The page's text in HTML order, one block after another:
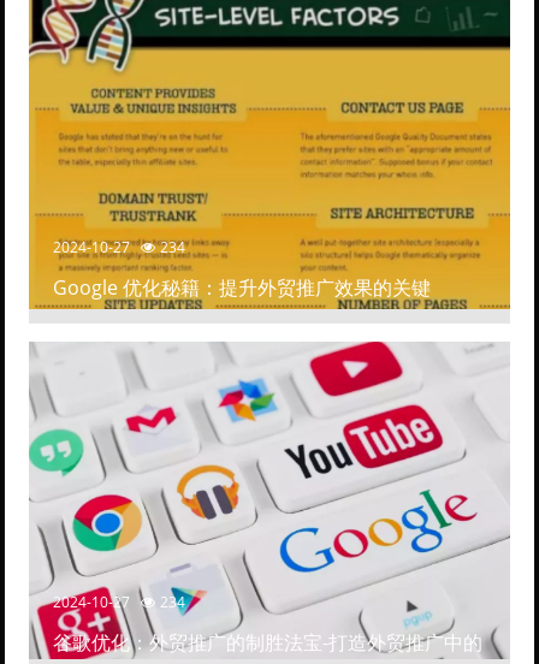
2024-10-27 234
Google 优化秘籍：提升外贸推广效果的关键
2024-10-27 234
谷歌优化：外贸推广的制胜法宝-打造外贸推广中的